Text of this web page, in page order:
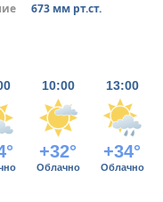
673 мм рт.ст.
10:00 13:00
+32° +34°
Облачно Облачно